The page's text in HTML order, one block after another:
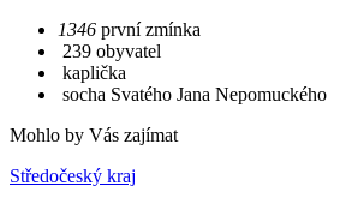
1346 první zmínka
239 obyvatel
kaplička
socha Svatého Jana Nepomuckého
Mohlo by Vás zajímat
Středočeský kraj